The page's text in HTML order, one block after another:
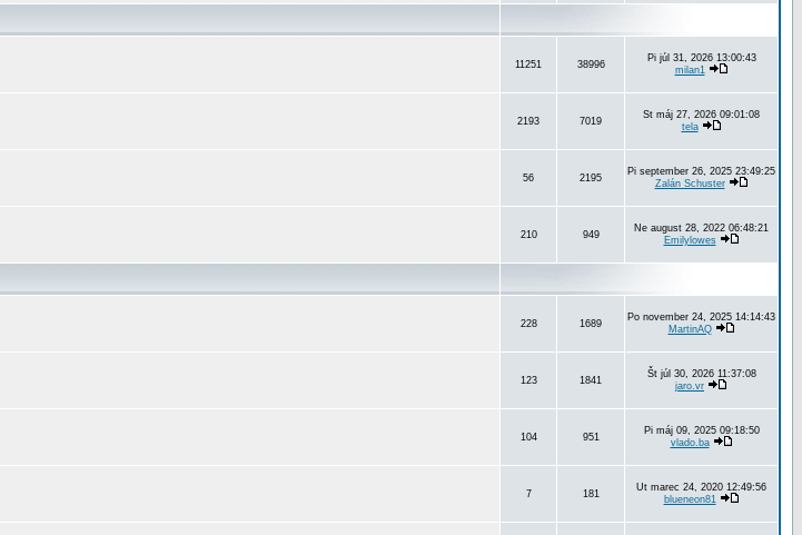
11251 38996
Pi júl 31, 2026 13:00:43
milan1
2193 7019
St máj 27, 2026 09:01:08
tela
56 2195
Pi september 26, 2025 23:49:25
Zalán Schuster
210 949
Ne august 28, 2022 06:48:21
Emilylowes
228 1689
Po november 24, 2025 14:14:43
MartinAQ
123 1841
Št júl 30, 2026 11:37:08
jaro.vr
104 951
Pi máj 09, 2025 09:18:50
vlado.ba
7 181
Ut marec 24, 2020 12:49:56
blueneon81